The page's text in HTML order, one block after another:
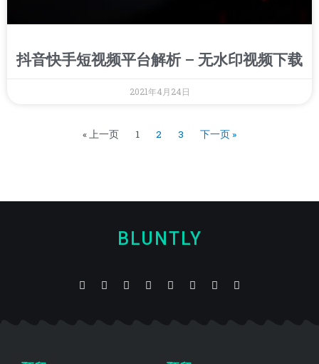
抖音快手短视频平台解析 – 无水印视频下载
2021年4月24日
« 上一页 1 2 3 下一页 »
BLUNTLY